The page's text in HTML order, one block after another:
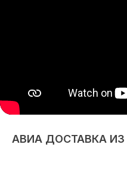
АВИА ДОСТАВКА ИЗ